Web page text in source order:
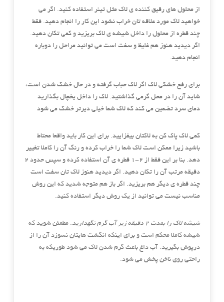
از محلول های رقیق کننده ی لاک مثل تینر استفاده کنید. اگر می
خواهید لاک مورد علاقه تان خراب نشود این کار را انجام دهید. فقط
چند قطره از محلول را داخل شیشه ی لاک بریزید و کمی تکان دهید.
اگر دیدید هنوز هم غلیظ و سفت است می توانید مراحل را دوباره
انجام دهید.
برای رفع خشکی لاک اگر لاک حباب گرفته و در حال خشک شدن است،
شاید آن را در محل گرمی گذاشتید. لاک را داخل یخچال بگذارید
دمای سرد تضمین می کند که لاک شما خیلی دیرتر خشک می شود
کمی لاک پاک کن به لاکتان بیفزایید. برای این کار باید واقعا محتاط
باشید زیرا ممکن است لاک شما را خراب کرده و رنگ آن را کاملا تغییر
دهد. بنا بر این فقط از 2-1 قطره ی آن استفاده کرده و سپس حدود 2
دقیقه مرتب آن را تکان دهید. اگر دیدید هنوز لاک تان سفت است
چند قطره ی دیگر هم بریزید. اگر باز هم متوجه شدید که این روش
مناسب نیست می توانید از یک روش دیگر استفاده کنید.
شیشه لاک را بمدت ۲ دقیقه زیر آب گرم نگهدارید
. مطمئن شوید که
شیشه کاملا محکم است و برای اینکه انگشت هایتان نسوزد آن را از
درپوش بگیرید. آب داغ باعث گرم شدن لاک می شود طوریکه به
راحتی روی ناخن پخش می شود.